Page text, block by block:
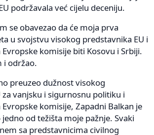
podržavala već cijelu deceniju.
se obavezao da će moja prva
u svojstvu visokog predstavnika EU i
komisije biti Kosovu i Srbiji.
i održao.
preuzeo dužnost visokog
za vanjsku i sigurnosnu politiku i
komisije, Zapadni Balkan je
od težišta moje pažnje. Svaki
sa predstavnicima civilnog